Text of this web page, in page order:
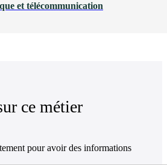
et télécommunication
ce métier
pour avoir des informations